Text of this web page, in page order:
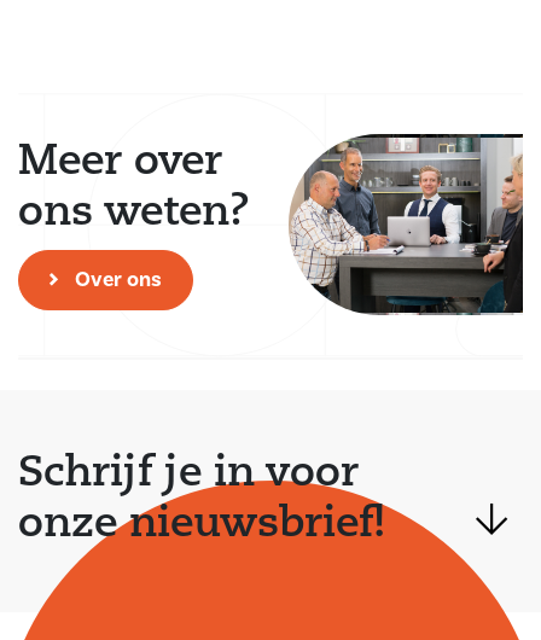
Schrijf je in voor
onze nieuwsbrief!
Meer over
ons weten?
Over ons